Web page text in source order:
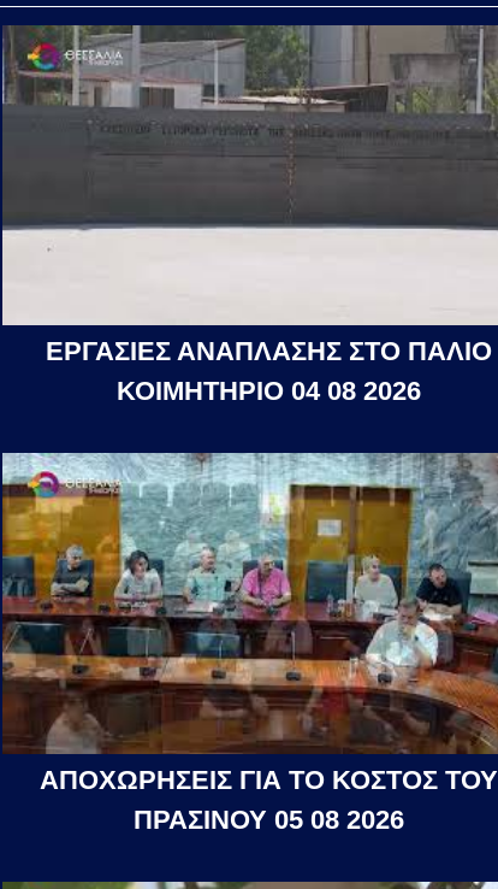
ΕΡΓΑΣΙΕΣ ΑΝΑΠΛΑΣΗΣ ΣΤΟ ΠΑΛΙΟ
ΚΟΙΜΗΤΗΡΙΟ 04 08 2026
ΑΠΟΧΩΡΗΣΕΙΣ ΓΙΑ ΤΟ ΚΟΣΤΟΣ ΤΟΥ
ΠΡΑΣΙΝΟΥ 05 08 2026